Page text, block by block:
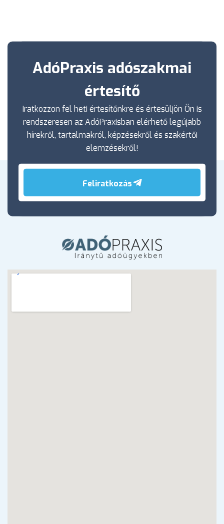
AdóPraxis adószakmai
értesítő
Iratkozzon fel heti értesítőnkre és értesüljön Ön is
rendszeresen az AdóPraxisban elérhető legújabb
hírekről, tartalmakról, képzésekről és szakértői
elemzésekről!
Feliratkozás